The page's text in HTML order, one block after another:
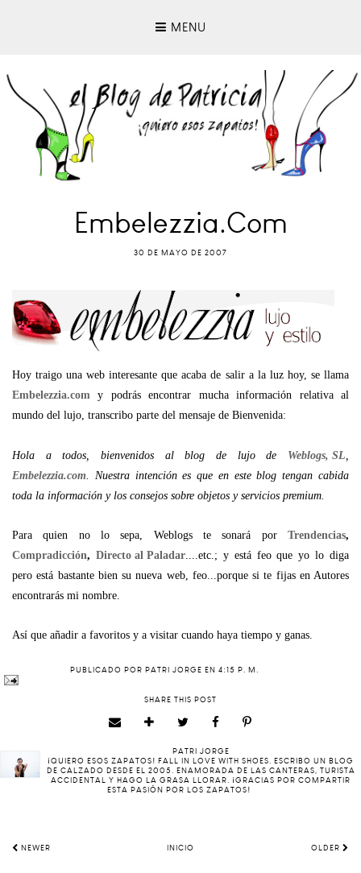
MENU
Embelezzia.com
30 DE MAYO DE 2007
Hoy traigo una web interesante que acaba de salir a la luz hoy, se llama
Embelezzia.com y podrás encontrar mucha información relativa al
mundo del lujo, transcribo parte del mensaje de Bienvenida:
Hola a todos, bienvenidos al blog de lujo de Weblogs, SL
Embelezzia.com . Nuestra intención es que en este blog tengan cabida
toda la información y los consejos sobre objetos y servicios premium.
Para quien no lo sepa, Weblogs te sonará por Trendencias,
Compradicción, Directo al Paladar....etc.; y está feo que yo lo diga
pero está bastante bien su nueva web, feo...porque si te fijas en Autores
encontrarás mi nombre.
Así que añadir a favoritos y a visitar cuando haya tiempo y ganas.
PUBLICADO POR PATRI JORGE EN 4:15 P. M.
SHARE THIS POST
PATRI JORGE
¡QUIERO ESOS ZAPATOS! FALL IN LOVE WITH SHOES. ESCRIBO UN BLOG
DE CALZADO DESDE EL 2005. ENAMORADA DE LAS CANTERAS, TURISTA
ACCIDENTAL Y HAGO LA GRASA LLORAR. ¡GRACIAS POR COMPARTIR
ESTA PASIÓN POR LOS ZAPATOS!
NEWER INICIO OLDER